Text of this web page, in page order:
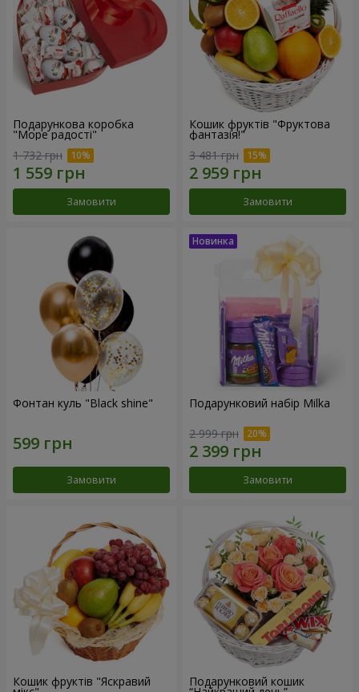
Подарункова коробка
"Море радості"
1 732 грн
Замовити
Кошик фруктів "Фруктова
фантазія!"
3 481 грн
Замовити
Фонтан куль "Black shine"
Замовити
Подарунковий набір Milka
2 999 грн
Замовити
Кошик фруктів "Яскравий Подарунковий кошик